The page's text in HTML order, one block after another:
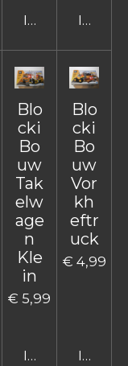
In In
Blo
cki
Bo
uw
Tak
elw
age
n
Kle
in
€ 5,99
In
Blo
cki
Bo
uw
Vor
kh
eftr
uck
€ 4,99
In